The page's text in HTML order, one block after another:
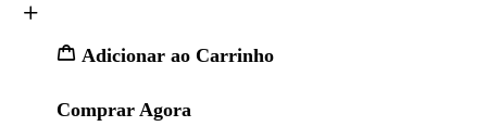
Adicionar ao Carrinho
Comprar Agora